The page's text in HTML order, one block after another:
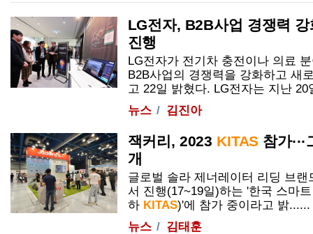
LG전자, B2B사업 경쟁력
진행
LG전자가 전기차 충전이나 의료
B2B사업의 경쟁력을 강화하고 새
고 22일 밝혔다. LG전자는 지난
뉴스
김진아
잭커리, 2023 KITAS 참가
개
글로벌 솔라 제너레이터 리딩 브
서 진행(17~19일)하는 '한국 스마
하 KITAS)'에 참가 중이라고 밝......
뉴스
김태훈